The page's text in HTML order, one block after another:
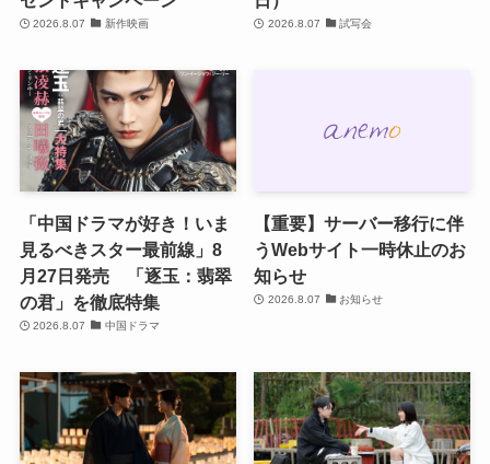
2026.8.07 新作映画 2026.8.07 試写会
「中国ドラマが好き！いま
見るべきスター最前線」8
月27日発売 「逐玉：翡翠
の君」を徹底特集
2026.8.07 中国ドラマ
【重要】サーバー移行に伴
うWebサイト一時休止のお
知らせ
2026.8.07 お知らせ